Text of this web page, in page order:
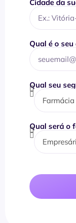
Cidade da
Qual é o seu
Qual seu
Qual será o